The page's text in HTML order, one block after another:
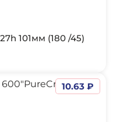
101мм (180 /45)
10.63 ₽